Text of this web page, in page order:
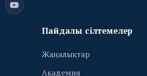
Пайдалы сілтемелер
Жаңалықтар
Академия